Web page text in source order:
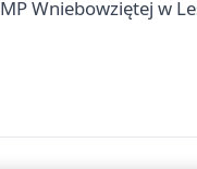
Wniebowziętej w